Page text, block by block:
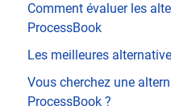
Comment évaluer les
ProcessBook
Les meilleures
Vous cherchez une
ProcessBook ?